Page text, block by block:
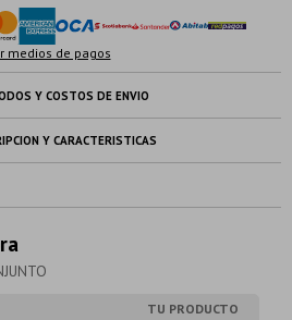
medios de pagos
Y COSTOS DE ENVIO
Y CARACTERISTICAS